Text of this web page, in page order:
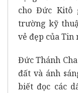
cho Đức Kitô
trường kỹ
vẻ đẹp của Tin
Đức Thánh
đất và ánh
biết đọc các